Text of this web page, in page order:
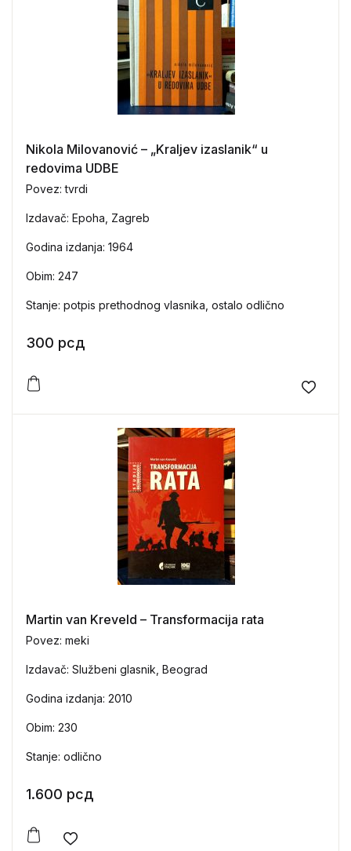
Nikola Milovanović – „Kraljev izaslanik“ u
redovima UDBE
Povez: tvrdi
Izdavač: Epoha, Zagreb
Godina izdanja: 1964
Obim: 247
Stanje: potpis prethodnog vlasnika, ostalo odlično
300 рсд
Add
Martin van Kreveld – Transformacija rata
Povez: meki
Izdavač: Službeni glasnik, Beograd
Godina izdanja: 2010
Obim: 230
Stanje: odlično
1.600 рсд